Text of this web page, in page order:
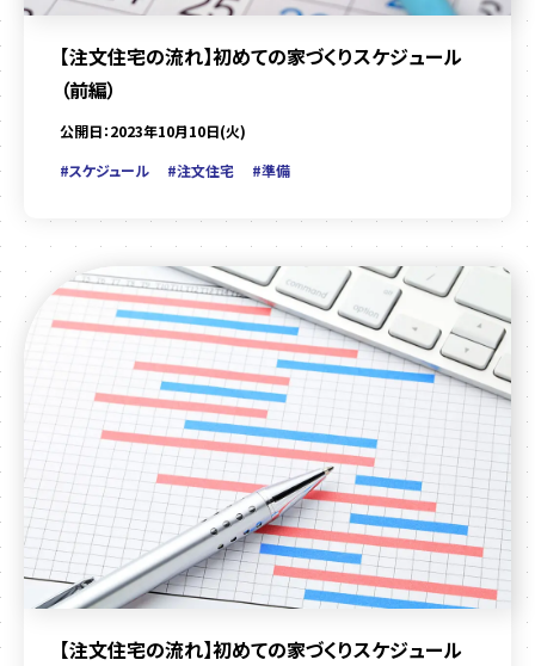
【注文住宅の流れ】初めての家づくりスケジュール
（前編）
公開日：2023年10月10日(火)
#スケジュール
#注文住宅 #準備
【注文住宅の流れ】初めての家づくりスケジュール